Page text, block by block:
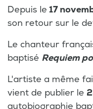
Depuis le 17
son retour sur le
Le chanteur
baptisé Requiem
L'artiste a même
vient de publier le
autobiographie